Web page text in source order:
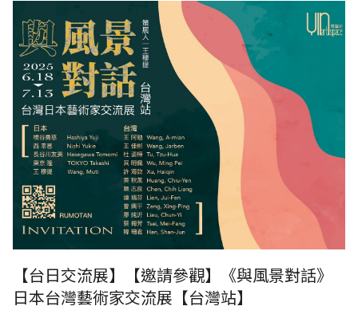
《與風景對話》日本台灣藝術家交流展
【台日交流展】【邀請參觀】《與風景對話》
日本台灣藝術家交流展【台灣站】